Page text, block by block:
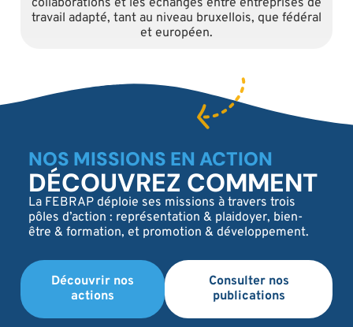
collaborations et les échanges entre entreprises de
travail adapté, tant au niveau bruxellois, que fédéral
et européen.
NOS MISSIONS EN ACTION
DÉCOUVREZ COMMENT
La FEBRAP déploie ses missions à travers trois
pôles d’action : représentation & plaidoyer, bien-
être & formation, et promotion & développement.
Découvrir nos
actions
Consulter nos
publications